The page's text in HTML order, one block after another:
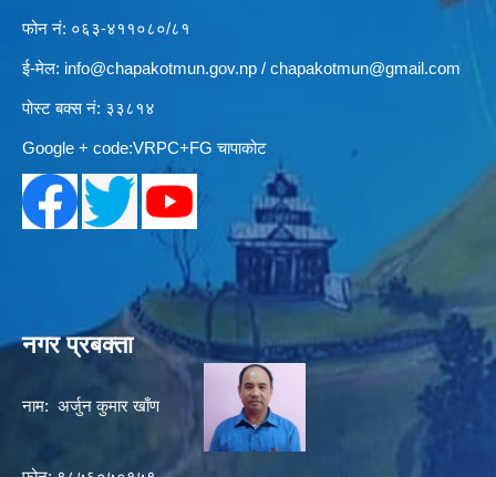
फोन नं: ०६३-४११०८०/८१
ई-मेल: info@chapakotmun.gov.np / chapakotmun@gmail.com
पोस्ट बक्स नं: ३३८१४
Google + code:VRPC+FG चापाकोट
नगर प्रबक्ता
नाम: अर्जुन कुमार खाँण